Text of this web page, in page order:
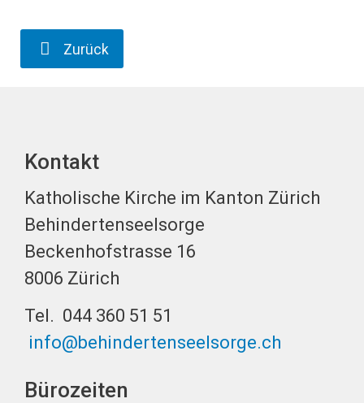
Zurück
Kontakt
Katholische Kirche im Kanton Zürich
Behindertenseelsorge
Beckenhofstrasse 16
8006 Zürich
Tel. 044 360 51 51
info@behindertenseelsorge.ch
Bürozeiten